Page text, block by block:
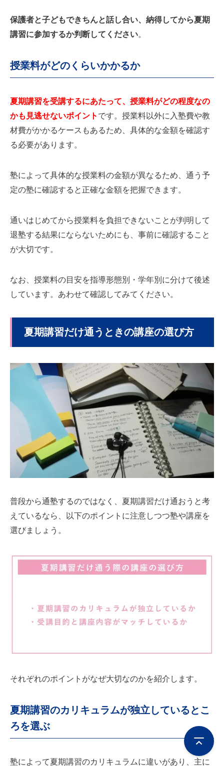
保護者と子どもできちんと話し合い、納得してから夏期
講習に参加するか判断してください。
授業料がどのくらいかかるか
夏期講習を受講するにあたって、授業料がどの程度なの
かも見逃せないポイント です。授業料以外に入塾費や教
材費がかかるケースもあるため、具体的な金額を確認す
る必要があります。
塾によって具体的な授業料の金額が異なるため、通う予
定の塾に確認すると正確な金額を把握できます。
通いはじめてから授業料を負担できないことが判明して
退塾する結果にならないためにも、事前に確認すること
が大切です。
なお、授業料の目安を指導形態別・学年別に分けて後述
しています。あわせて確認してみてください。
夏期講習だけ通うときの講座の選び方
普段から通塾するのではなく、夏期講習だけ通おうと考
えているなら、以下のポイントに注意しつつ塾や講座を
選びましょう。
それぞれのポイントがなぜ大切なのかを紹介します。
夏期講習のカリキュラムが独立しているとこ
ろを選ぶ
塾によって夏期講習のカリキュラムに違いがあり、主に